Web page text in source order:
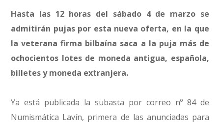
Hasta las 12 horas del sábado 4 de marzo se
admitirán pujas por esta nueva oferta, en la que
la veterana firma bilbaína saca a la puja más de
ochocientos lotes de moneda antigua, española,
billetes y moneda extranjera.
Ya está publicada la subasta por correo nº 84 de
Numismática Lavín, primera de las anunciadas para